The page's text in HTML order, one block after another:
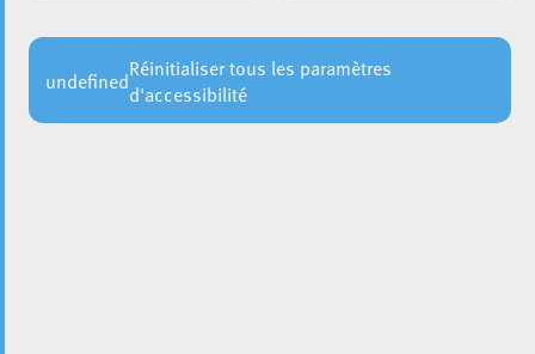
undefinedRéinitialiser tous les paramètres
d'accessibilité